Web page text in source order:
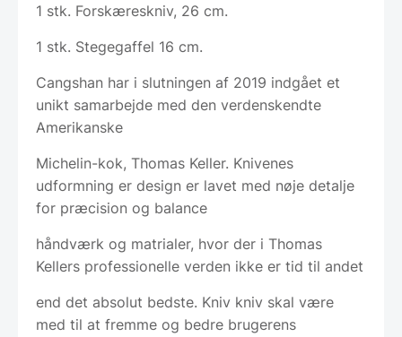
1 stk. Forskæreskniv, 26 cm.
1 stk. Stegegaffel 16 cm.
Cangshan har i slutningen af 2019 indgået et
unikt samarbejde med den verdenskendte
Amerikanske
Michelin-kok, Thomas Keller. Knivenes
udformning er design er lavet med nøje detalje
for præcision og balance
håndværk og matrialer, hvor der i Thomas
Kellers professionelle verden ikke er tid til andet
end det absolut bedste. Kniv kniv skal være
med til at fremme og bedre brugerens